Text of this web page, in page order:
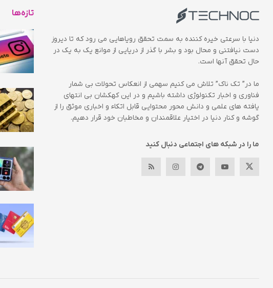
دنیا با سرعتی خیره کننده به سمت تحقق رویاهایی می رود که تا دیروز
دست نیافتنی و محال بود و بشر با گذر از دریایی از موانع یک به یک در
حال تحقق آنها است.
ما در” تک ناک” تلاش می کنیم سهمی از انعکاس تحولات بی شمار
فناوری و اخبار تکنولوژی داشته باشیم و در این کهکشان بی انتهای
یافته های علمی و دانش محور محتوایی قابل اتکاء و اخباری موثق را از
گوشه و کنار دنیا در اختیار علاقمندان و مخاطبان خود قرار دهیم.
ما را در شبکه های اجتماعی دنبال کنید
تازه‌ها